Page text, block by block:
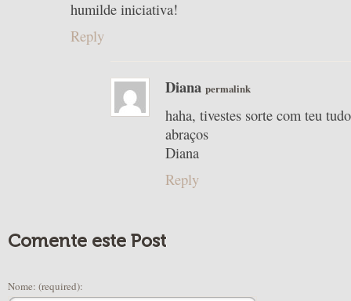
humilde iniciativa!
Reply
Diana permalink
haha, tivestes sorte com teu
abraços
Diana
Reply
Comente este Post
Nome: (required):